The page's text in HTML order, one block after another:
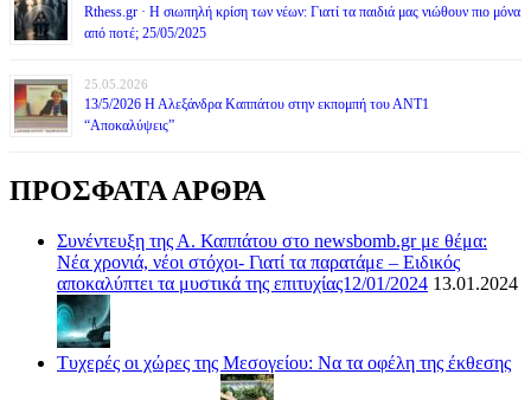
Rthess.gr · Η σιωπηλή κρίση των νέων: Γιατί τα παιδιά μας νιώθουν πιο μόνα
από ποτέ; 25/05/2025
25.05.2026
13/5/2026 Η Αλεξάνδρα Καππάτου στην εκπομπή του ΑΝΤ1
“Αποκαλύψεις”
ΠΡΟΣΦΑΤΑ ΑΡΘΡΑ
Συνέντευξη της Α. Καππάτου στο newsbomb.gr με θέμα:
Νέα χρονιά, νέοι στόχοι- Γιατί τα παρατάμε – Ειδικός
αποκαλύπτει τα μυστικά της επιτυχίας12/01/2024 13.01.2024
Τυχερές οι χώρες της Μεσογείου: Να τα οφέλη της έκθεσης